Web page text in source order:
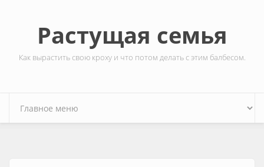
Растущая семья
Как вырастить свою кроху и что потом делать с этим балбесом.